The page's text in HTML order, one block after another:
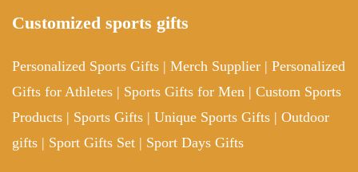
Customized sports gifts
Personalized Sports Gifts | Merch Supplier | Personalized
Gifts for Athletes | Sports Gifts for Men | Custom Sports
Products | Sports Gifts | Unique Sports Gifts | Outdoor
gifts | Sport Gifts Set | Sport Days Gifts